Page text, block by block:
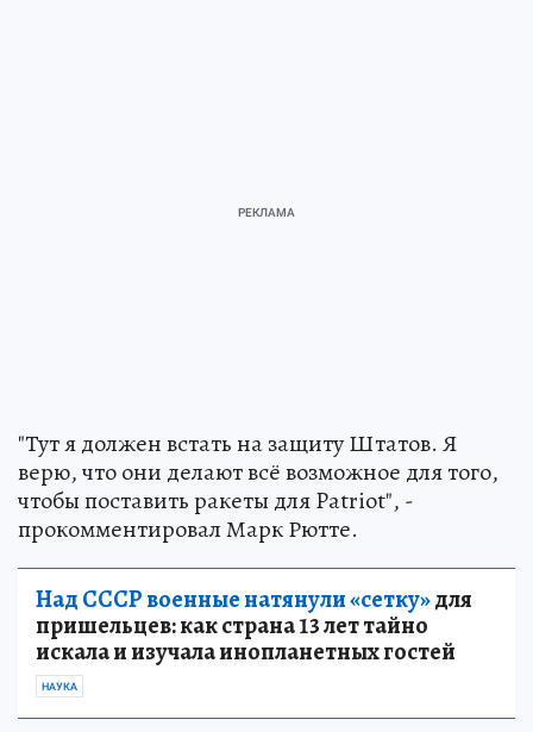
пришельцев: как страна 13 лет тайно
Как отметил государственный секретарь США
Марко Рубио, конфликт на Ближнем Востоке
никакне повлиялна поставки оружия Киеву.
Он подчеркнул, что Вашингтон передает
пакеты помощи. Марко Рубио заверил, что все
действия реализуются через программу PURL
без каких-либо препятствий. Страны-
союзницы киевского режима имеют
возможность закупать американское
вооружение и передавать Украине.